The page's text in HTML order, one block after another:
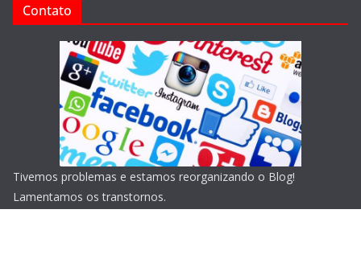
Contato
Tivemos problemas e estamos reorganizando o Blog!
Lamentamos os transtornos.